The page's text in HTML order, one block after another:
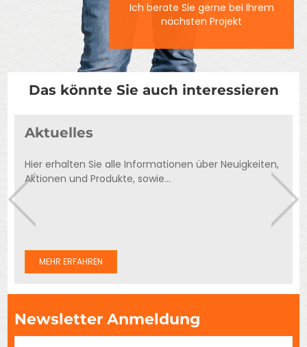
Ich berate Sie gerne bei Ihrem
nächsten Projekt
Das könnte Sie auch interessieren
Aktuelles
Hier erhalten Sie alle Informationen über Neuigkeiten,
Aktionen und Produkte, sowie...
MEHR ERFAHREN
Newsletter Anmeldung